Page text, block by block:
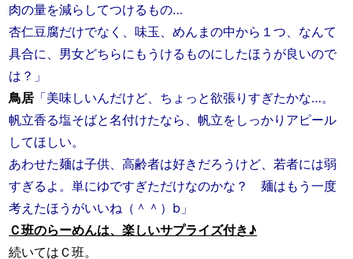
肉の量を減らしてつけるもの…
杏仁豆腐だけでなく、味玉、めんまの中から１つ、なんて
具合に、男女どちらにもうけるものにしたほうが良いので
は？」
鳥居 「美味しいんだけど、ちょっと欲張りすぎたかな…。
帆立香る塩そばと名付けたなら、帆立をしっかりアピール
してほしい。
あわせた麺は子供、高齢者は好きだろうけど、若者には弱
すぎるよ。単にゆですぎただけなのかな？ 麺はもう一度
考えたほうがいいね（＾＾）b」
Ｃ班のらーめんは、楽しいサプライズ付き♪
続いてはＣ班。